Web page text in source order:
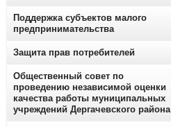
Поддержка субъектов малого
предпринимательства
Защита прав потребителей
Общественный совет по
проведению независимой оценки
качества работы муниципальных
учреждений Дергачевского района